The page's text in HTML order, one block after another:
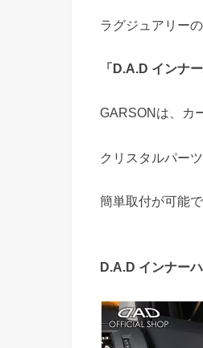
ラグジュアリー
「D.A.D インナ
GARSONは、カ
クリスタルパー
簡単取付が可能
D.A.D インナー